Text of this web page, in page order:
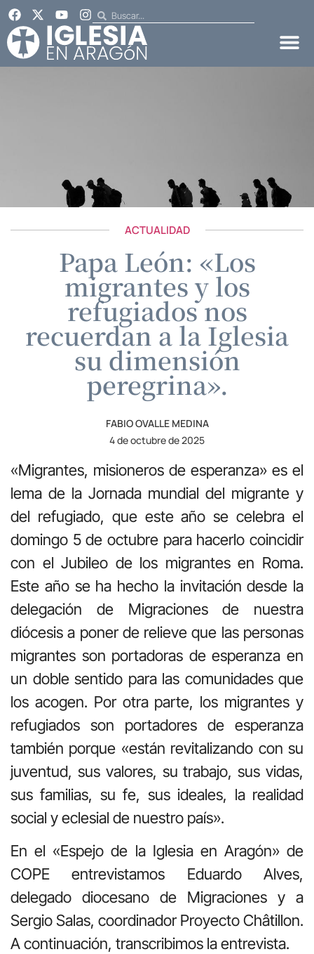
ACTUALIDAD
Papa León: «Los
migrantes y los
refugiados nos
recuerdan a la Iglesia
su dimensión
peregrina».
FABIO OVALLE MEDINA
4 de octubre de 2025
«Migrantes, misioneros de esperanza» es el
lema de la Jornada mundial del migrante y
del refugiado, que este año se celebra el
domingo 5 de octubre para hacerlo coincidir
con el Jubileo de los migrantes en Roma.
Este año se ha hecho la invitación desde la
delegación de Migraciones de nuestra
diócesis a poner de relieve que las personas
migrantes son portadoras de esperanza en
un doble sentido para las comunidades que
los acogen. Por otra parte, los migrantes y
refugiados son portadores de esperanza
también porque «están revitalizando con su
juventud, sus valores, su trabajo, sus vidas,
sus familias, su fe, sus ideales, la realidad
social y eclesial de nuestro país».
En el «Espejo de la Iglesia en Aragón» de
COPE entrevistamos Eduardo Alves,
delegado diocesano de Migraciones y a
Sergio Salas, coordinador Proyecto Châtillon.
A continuación, transcribimos la entrevista.